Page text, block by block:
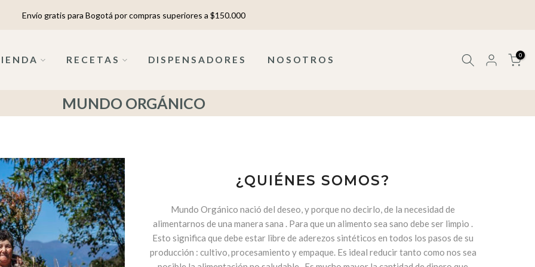
Envío gratis para Bogotá por compras superiores a $150.000
RECETAS DISPENSADORES NOSOTROS 0
MUNDO ORGÁNICO
¿QUIÉNES SOMOS?
Mundo Orgánico nació del deseo, y porque no decirlo, de la necesidad de
alimentarnos de una manera sana . Para que un alimento sea sano debe ser limpio .
Esto significa que debe estar libre de aderezos sintéticos en todos los pasos de su
producción : cultivo, procesamiento y empaque. Es ideal reducir tanto como nos sea